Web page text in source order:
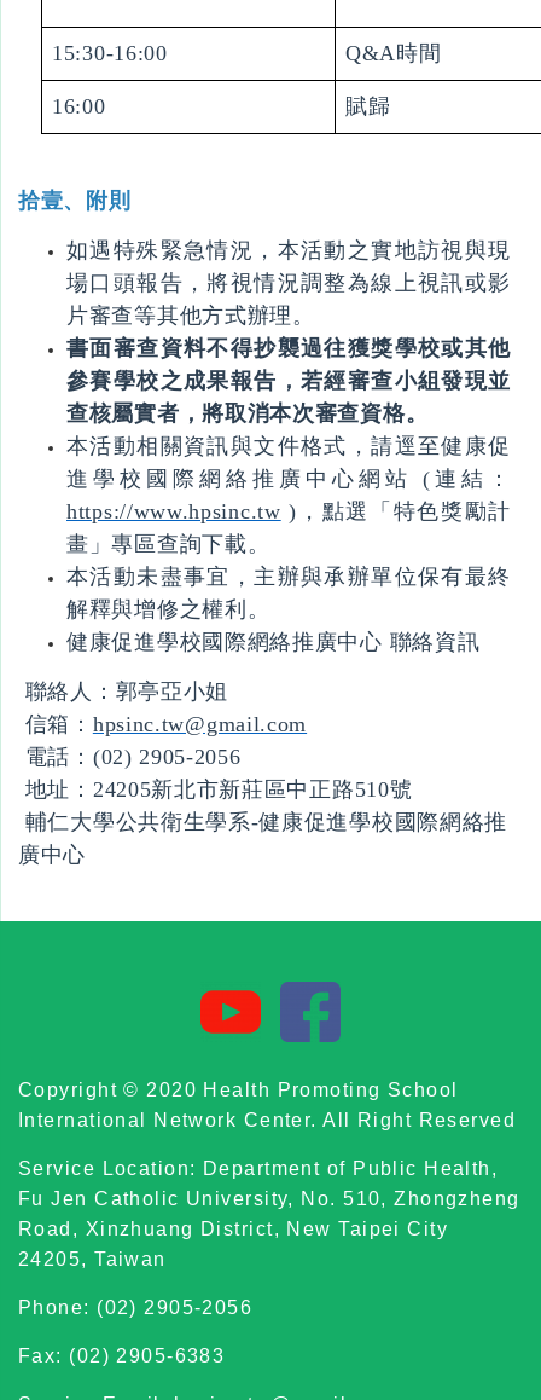
15:30-16:00 Q&A時間
16:00 賦歸
拾壹、附則
如遇特殊緊急情況，本活動之實地訪視與現
場口頭報告，將視情況調整為線上視訊或影
片審查等其他方式辦理。
書面審查資料不得抄襲過往獲獎學校或其他
參賽學校之成果報告，若經審查小組發現並
查核屬實者，將取消本次審查資格。
本活動相關資訊與文件格式，請逕至健康促
進學校國際網絡推廣中心網站 (連結：
https://www.hpsinc.tw )，點選「特色獎勵計
畫」專區查詢下載。
本活動未盡事宜，主辦與承辦單位保有最終
解釋與增修之權利。
健康促進學校國際網絡推廣中心 聯絡資訊
聯絡人：郭亭亞小姐
信箱： hpsinc.tw@gmail.com
電話：(02) 2905-2056
地址：24205新北市新莊區中正路510號
輔仁大學公共衛生學系-健康促進學校國際網絡推
廣中心
Copyright © 2020 Health Promoting School
International Network Center. All Right Reserved
Service Location: Department of Public Health,
Fu Jen Catholic University, No. 510, Zhongzheng
Road, Xinzhuang District, New Taipei City
24205, Taiwan
Phone: (02) 2905-2056
Fax: (02) 2905-6383